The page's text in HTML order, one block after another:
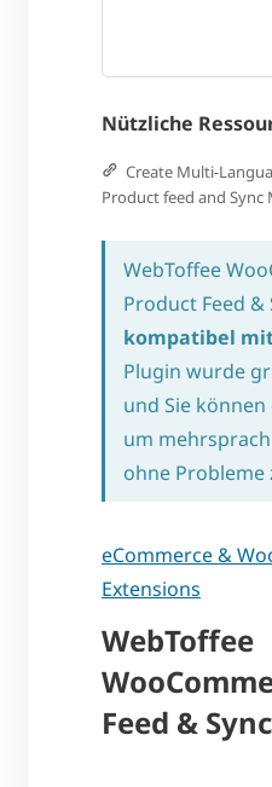
Nützliche
Create Multi-
Product feed and Sync
WebToffee
Product Feed
kompatibel
Plugin wurde
und Sie
um
ohne Probleme
eCommerce &
Extensions
WebToffee
Feed &